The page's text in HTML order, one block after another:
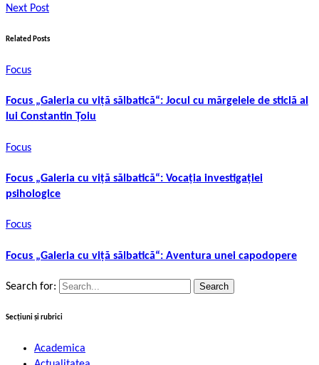
Next Post
Related Posts
Focus
Focus „Galeria cu viță sălbatică“: Jocul cu mărgelele de sticlă al
lui Constantin Țoiu
Focus
Focus „Galeria cu viță sălbatică“: Vocația investigației
psihologice
Focus
Focus „Galeria cu viță sălbatică“: Aventura unei capodopere
Search for:
Secțiuni și rubrici
Academica